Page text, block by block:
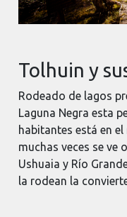
Tolhuin y
Rodeado de lagos
Laguna Negra esta
habitantes está en
muchas veces se ve
Ushuaia y Río
la rodean la